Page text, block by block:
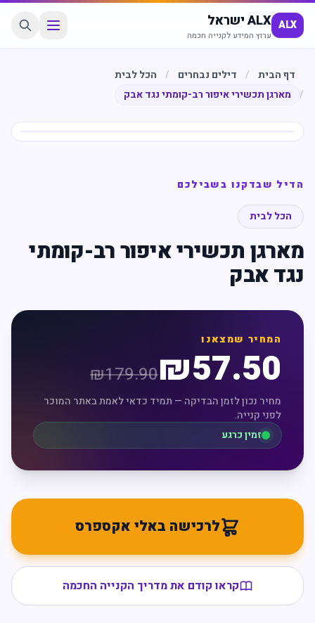
ALX ALX ישראל
ערוץ המידע לקנייה חכמה
דף הבית / דילים נבחרים /
הכל לבית
/
מארגן תכשירי איפור רב-קומתי נגד אבק
הדיל שבדקנו בשבילכם
הכל לבית
מארגן תכשירי איפור רב-קומתי
נגד אבק
המחיר שמצאנו
₪57.50
₪179.90
מחיר נכון לזמן הבדיקה — תמיד כדאי לאמת באתר המוכר
לפני קנייה.
זמין כרגע
לרכישה באלי אקספרס
קראו קודם את מדריך הקנייה החכמה